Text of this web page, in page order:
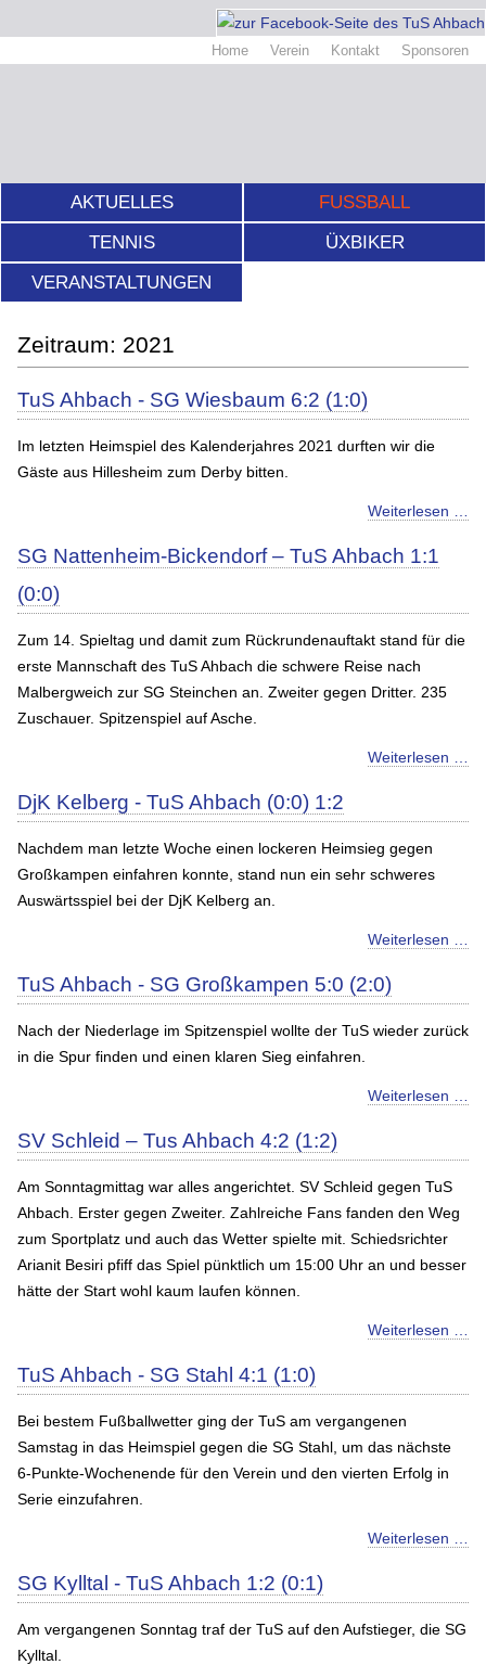
Home Verein Kontakt Sponsoren
AKTUELLES
FUSSBALL
TENNIS
ÜXBIKER
VERANSTALTUNGEN
2021
TuS Ahbach - SG Wiesbaum 6:2 (1:0)
Im letzten Heimspiel des Kalenderjahres 2021 durften wir die
Gäste aus Hillesheim zum Derby bitten.
Weiterlesen …
SG Nattenheim-Bickendorf – TuS Ahbach 1:1
(0:0)
Zum 14. Spieltag und damit zum Rückrundenauftakt stand für die
erste Mannschaft des TuS Ahbach die schwere Reise nach
Malbergweich zur SG Steinchen an. Zweiter gegen Dritter. 235
Zuschauer. Spitzenspiel auf Asche.
Weiterlesen …
DjK Kelberg - TuS Ahbach (0:0) 1:2
Nachdem man letzte Woche einen lockeren Heimsieg gegen
Großkampen einfahren konnte, stand nun ein sehr schweres
Auswärtsspiel bei der DjK Kelberg an.
Weiterlesen …
TuS Ahbach - SG Großkampen 5:0 (2:0)
Nach der Niederlage im Spitzenspiel wollte der TuS wieder zurück
in die Spur finden und einen klaren Sieg einfahren.
Weiterlesen …
SV Schleid – Tus Ahbach 4:2 (1:2)
Am Sonntagmittag war alles angerichtet. SV Schleid gegen TuS
Ahbach. Erster gegen Zweiter. Zahlreiche Fans fanden den Weg
zum Sportplatz und auch das Wetter spielte mit. Schiedsrichter
Arianit Besiri pfiff das Spiel pünktlich um 15:00 Uhr an und besser
hätte der Start wohl kaum laufen können.
Weiterlesen …
TuS Ahbach - SG Stahl 4:1 (1:0)
Bei bestem Fußballwetter ging der TuS am vergangenen
Samstag in das Heimspiel gegen die SG Stahl, um das nächste
6-Punkte-Wochenende für den Verein und den vierten Erfolg in
Serie einzufahren.
Weiterlesen …
SG Kylltal - TuS Ahbach 1:2 (0:1)
Am vergangenen Sonntag traf der TuS auf den Aufstieger, die SG
Kylltal.